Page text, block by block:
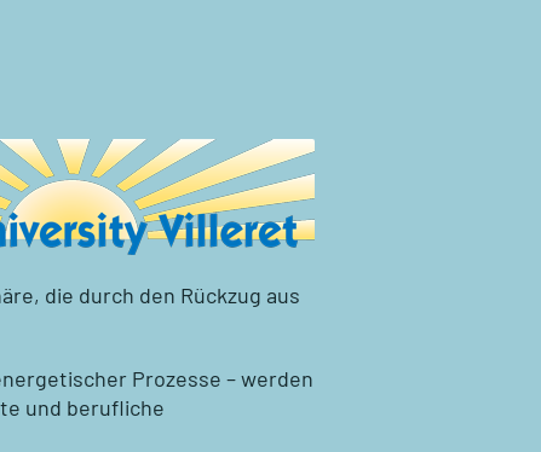
die durch den Rückzug aus
Prozesse – werden
und berufliche